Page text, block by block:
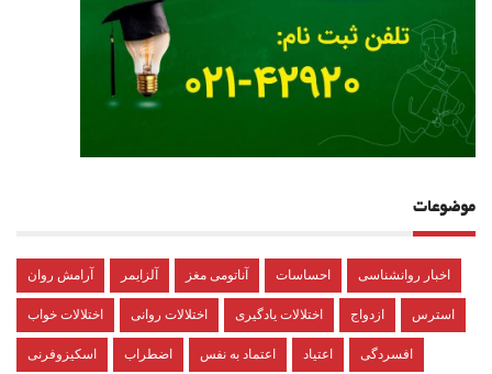
موضوعات
آرامش روان آلزایمر آناتومی مغز احساسات اخبار روانشناسی
اختلالات خواب اختلالات روانی اختلالات یادگیری ازدواج استرس
اسکیزوفرنی اضطراب اعتماد به نفس اعتیاد افسردگی